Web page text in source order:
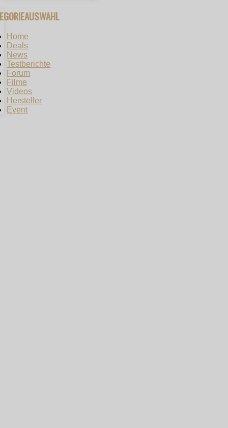
Home
Deals
News
Testberichte
Forum
Filme
Videos
Hersteller
Event